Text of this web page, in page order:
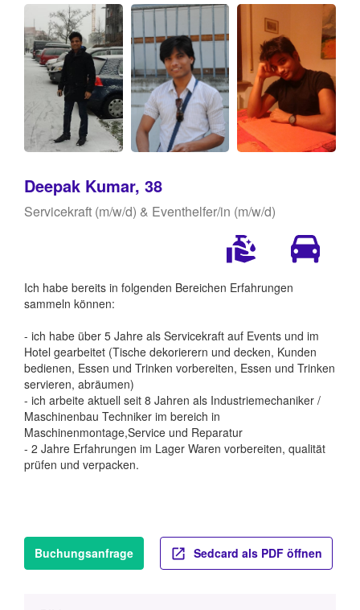
Deepak Kumar, 38
Servicekraft (m/w/d) & Eventhelfer/in (m/w/d)
Ich habe bereits in folgenden Bereichen Erfahrungen
sammeln können:
- ich habe über 5 Jahre als Servicekraft auf Events und im
Hotel gearbeitet (Tische dekorierern und decken, Kunden
bedienen, Essen und Trinken vorbereiten, Essen und Trinken
servieren, abräumen)
- ich arbeite aktuell seit 8 Jahren als Industriemechaniker /
Maschinenbau Techniker im bereich in
Maschinenmontage,Service und Reparatur
- 2 Jahre Erfahrungen im Lager Waren vorbereiten, qualität
prüfen und verpacken.
Buchungsanfrage Sedcard als PDF öffnen